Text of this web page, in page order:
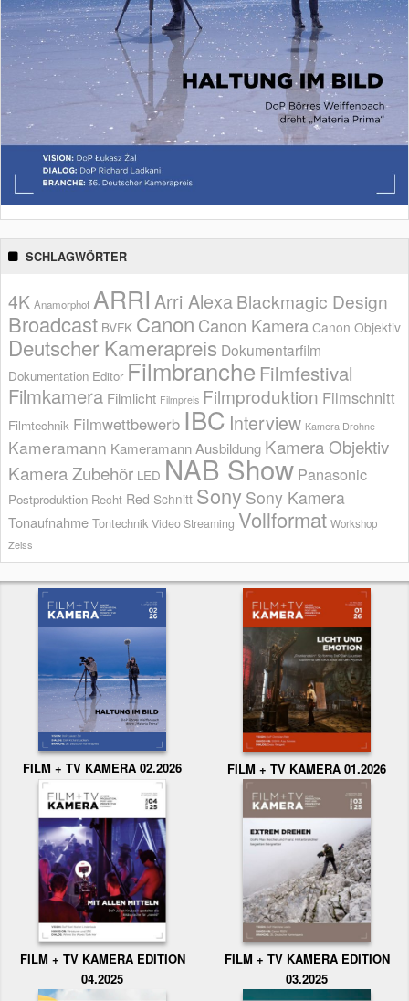
SCHLAGWÖRTER
4K Anamorphot ARRI Arri AlexaBlackmagic Design
Broadcast BVFK Canon Canon Kamera Canon Objektiv
Deutscher Kamerapreis Dokumentarfilm
Dokumentation Editor Filmbranche Filmfestival
Filmkamera Filmlicht Filmpreis Filmproduktion Filmschnitt
Filmtechnik Filmwettbewerb IBC Interview Kamera Drohne
Kameramann Kameramann Ausbildung Kamera Objektiv
Kamera Zubehör LED NAB Show Panasonic
Postproduktion Recht Red Schnitt Sony Sony Kamera
Tonaufnahme Tontechnik Video Streaming Vollformat Workshop
Zeiss
FILM + TV KAMERA 02.2026 FILM + TV KAMERA 01.2026
FILM + TV KAMERA EDITION
04.2025
FILM + TV KAMERA EDITION
03.2025